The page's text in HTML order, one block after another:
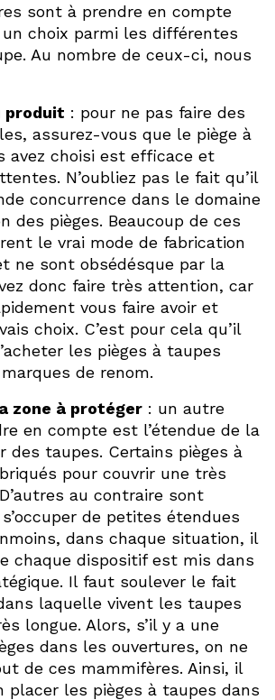
sont à prendre en compte
choix parmi les différentes
Au nombre de ceux-ci, nous
produit : pour ne pas faire des
assurez-vous que le piège à
avez choisi est efficace et
N’oubliez pas le fait qu’il
concurrence dans le domaine
des pièges. Beaucoup de ces
le vrai mode de fabrication
ne sont obsédésque par la
donc faire très attention, car
vous faire avoir et
choix. C’est pour cela qu’il
les pièges à taupes
de renom.
zone à protéger : un autre
en compte est l’étendue de la
des taupes. Certains pièges à
pour couvrir une très
au contraire sont
de petites étendues
dans chaque situation, il
chaque dispositif est mis dans
Il faut soulever le fait
laquelle vivent les taupes
longue. Alors, s’il y a une
dans les ouvertures, on ne
de ces mammifères. Ainsi, il
placer les pièges à taupes dans